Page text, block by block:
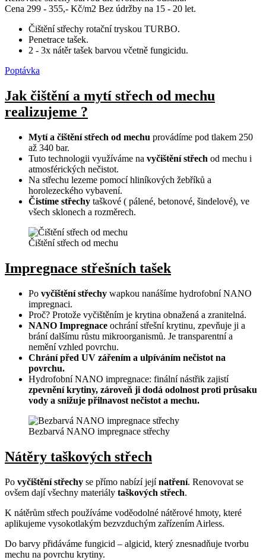
Cena 299 - 355,- Kč/m2 Bez údržby na 15 - 20 let.
Čištění střechy rotační tryskou TURBO.
Penetrace tašek.
2 - 3x nátěr tašek barvou včetně fungicidu.
Poptávka
Jak čištění a mytí střech od mechu
realizujeme ?
Mytí a čištění střech od mechu provádíme pod tlakem 250
až 340 bar.
Tuto technologii využíváme na vyčištění střech od mechu i
atmosférických nečistot.
Na střechu lezeme pomocí hliníkových žebříků a
horolezeckého vybavení.
Čistíme střechy taškové ( pálené, betonové, šindelové), ve
všech sklonech a rozměrech.
Čištění střech od mechu
Impregnace střešních tašek
Po vyčištění střechy wapkou nanášíme hydrofobní NANO
impregnaci.
Proč? Protože vyčištěním je krytina obnažená a zranitelná.
NANO Impregnace ochrání střešní krytinu, zpevňuje ji a
brání dalšímu růstu mikroorganismů. Je transparentní a
nemění vzhled povrchu.
Chrání před UV zářením a ulpíváním nečistot na
povrchu.
Hydrofobní NANO impregnace: finální nástřik zajistí
zpevnění krytiny, zároveň ji dodá odolnost proti průsaku
vody a snižuje přilnavost nečistot a mechu.
Bezbarvá NANO impregnace střechy
Nátěry taškových střech
Po vyčištění střechy se přímo nabízí jejínatření. Renovovat se
ovšem dají všechny materiály taškových střech.
K nátěrům střech používáme voděodolné nátěrové hmoty, které
aplikujeme vysokotlakým bezvzduchým zařízením Airless.
Do barvy přidáváme fungicid – algicid, který znesnadňuje tvorbu
mechu na povrchu krytiny.